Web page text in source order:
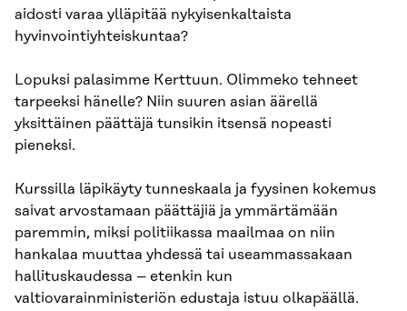
aidosti varaa ylläpitää nykyisenkaltaista
hyvinvointiyhteiskuntaa?
Lopuksi palasimme Kerttuun. Olimmeko tehneet
tarpeeksi hänelle? Niin suuren asian äärellä
yksittäinen päättäjä tunsikin itsensä nopeasti
pieneksi.
Kurssilla läpikäyty tunneskaala ja fyysinen kokemus
saivat arvostamaan päättäjiä ja ymmärtämään
paremmin, miksi politiikassa maailmaa on niin
hankalaa muuttaa yhdessä tai useammassakaan
hallituskaudessa – etenkin kun
valtiovarainministeriön edustaja istuu olkapäällä.